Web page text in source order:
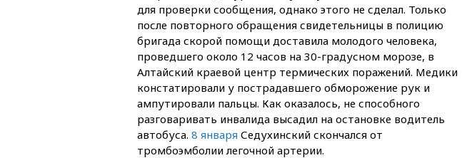
для проверки сообщения, однако этого не сделал. Только
после повторного обращения свидетельницы в полицию
бригада скорой помощи доставила молодого человека,
проведшего около 12 часов на 30-градусном морозе, в
Алтайский краевой центр термических поражений. Медики
констатировали у пострадавшего обморожение рук и
ампутировали пальцы. Как оказалось, не способного
разговаривать инвалида высадил на остановке водитель
автобуса. 8 января Седухинский скончался от
тромбоэмболии легочной артерии.